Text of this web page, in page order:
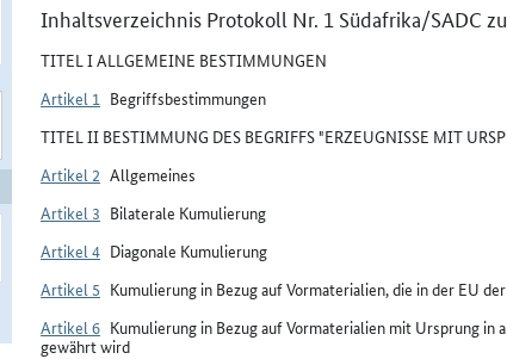
Inhaltsverzeichnis Protokoll Nr. 1 Südafrika/SADC
TITEL I ALLGEMEINE BESTIMMUNGEN
Artikel 1 Begriffsbestimmungen
TITEL II BESTIMMUNG DES BEGRIFFS "ERZEUGNISSE MIT
Artikel 2 Allgemeines
Artikel 3 Bilaterale Kumulierung
Artikel 4 Diagonale Kumulierung
Artikel 5 Kumulierung in Bezug auf Vormaterialien, die in der EU
Artikel 6 Kumulierung in Bezug auf Vormaterialien mit Ursprung
gewährt wird